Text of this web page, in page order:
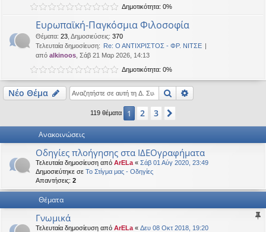
Δημοτικότητα: 0%
Ευρωπαϊκή-Παγκόσμια Φιλοσοφία
Θέματα: 23 Δημοσιεύσεις: 370
Τελευταία δημοσίευση: Re: Ο ΑΝΤΙΧΡΙΣΤΟΣ - ΦΡ. ΝΙΤΣΕ
από alkinoos , Σάβ 21 Μαρ 2026, 14:13
Δημοτικότητα: 0%
Νέο Θέμα Αναζήτηση
119 θέματα 1 2 3
Ανακοινώσεις
Οδηγίες πλοήγησης στα ΙΔΕΟγραφήματα
Τελευταία δημοσίευση από ArELa « Σάβ 01 Αύγ 2020, 23:49
Δημοσιεύτηκε σε Το Στίγμα μας - Οδηγίες
Απαντήσεις: 2
Θέματα
Γνωμικά
Τελευταία δημοσίευση από ArELa « Δευ 08 Οκτ 2018, 19:20